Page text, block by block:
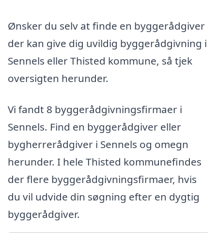
Ønsker du selv at finde en byggerådgiver
der kan give dig uvildig byggerådgivning i
Sennels eller Thisted kommune, så tjek
oversigten herunder.
Vi fandt 8 byggerådgivningsfirmaer i
Sennels. Find en byggerådgiver eller
bygherrerådgiver i Sennels og omegn
herunder. I hele Thisted kommunefindes
der flere byggerådgivningsfirmaer, hvis
du vil udvide din søgning efter en dygtig
byggerådgiver.